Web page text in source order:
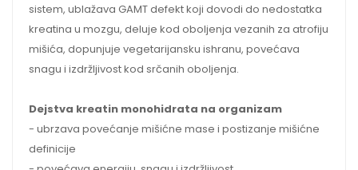
sistem, ublažava GAMT defekt koji dovodi do nedostatka
kreatina u mozgu, deluje kod oboljenja vezanih za atrofiju
mišića, dopunjuje vegetarijansku ishranu, povećava
snagu i izdržljivost kod srčanih oboljenja.
Dejstva kreatin monohidrata na organizam
- ubrzava povećanje mišićne mase i postizanje mišićne
definicije